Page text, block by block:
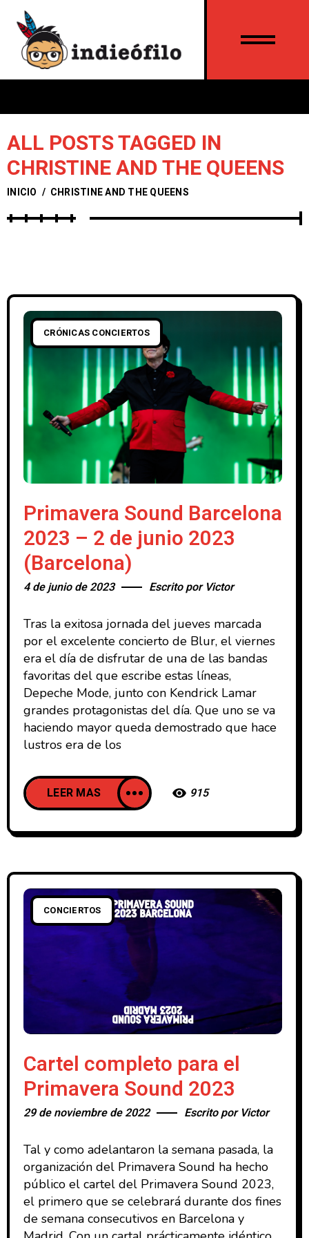
ALL POSTS TAGGED IN
CHRISTINE AND THE QUEENS​
INICIO / CHRISTINE AND THE QUEENS​
CRÓNICAS CONCIERTOS
Primavera Sound Barcelona
2023 – 2 de junio 2023
(Barcelona)
4 de junio de 2023 Escrito por Victor
Tras la exitosa jornada del jueves marcada
por el excelente concierto de Blur, el viernes
era el día de disfrutar de una de las bandas
favoritas del que escribe estas líneas,
Depeche Mode, junto con Kendrick Lamar
grandes protagonistas del día. Que uno se va
haciendo mayor queda demostrado que hace
lustros era de los
LEER MAS 915
CONCIERTOS
Cartel completo para el
Primavera Sound 2023
29 de noviembre de 2022 Escrito por Victor
Tal y como adelantaron la semana pasada, la
organización del Primavera Sound ha hecho
público el cartel del Primavera Sound 2023,
el primero que se celebrará durante dos fines
de semana consecutivos en Barcelona y